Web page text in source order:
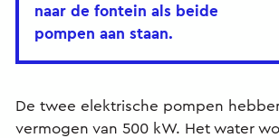
naar de fontein als beide
pompen aan staan.
De twee elektrische pompen
vermogen van 500 kW. Het water